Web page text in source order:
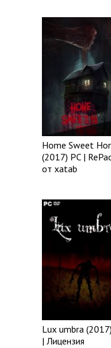
Home Sweet
(2017) PC |
от xatab
Lux umbra
| Лицензия